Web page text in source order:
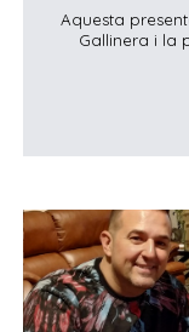
Aquesta
Gallinera i la